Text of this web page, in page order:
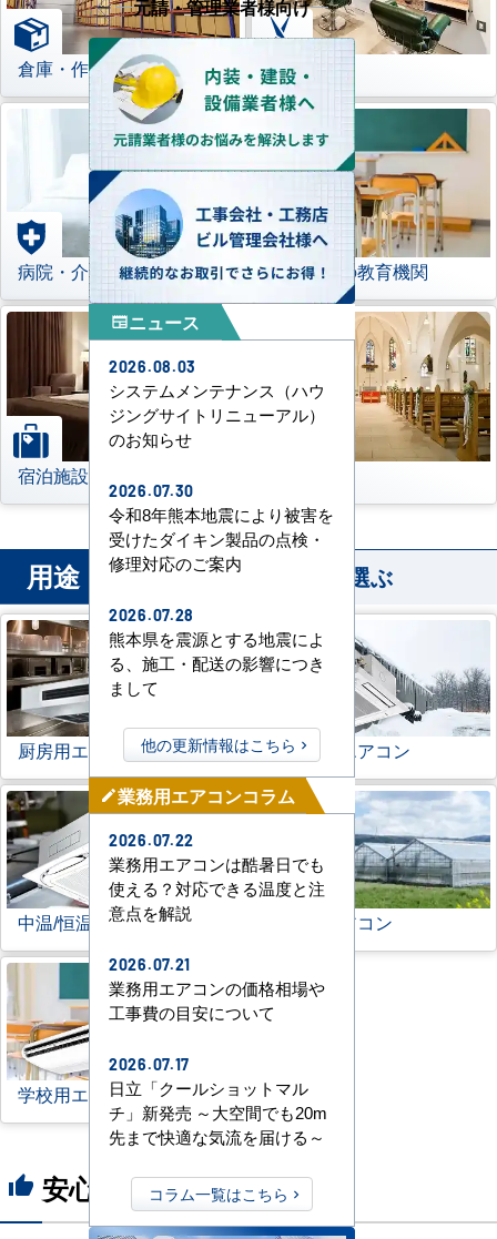
倉庫・作業場 理美容室
病院・介護施設 学校などの教育機関
宿泊施設
用途 から業務用エアコンを選ぶ
厨房用エアコン 寒冷地用エアコン
中温/恒温用エアコン 農業用エアコン
学校用エアコン
thumb_up 安心の8つのポイント
元請・管理業者様向け
newspaperニュース
2026.08.03
システムメンテナンス（ハウ
ジングサイトリニューアル）
のお知らせ
2026.07.30
令和8年熊本地震により被害を
受けたダイキン製品の点検・
修理対応のご案内
2026.07.28
熊本県を震源とする地震によ
る、施工・配送の影響につき
まして
他の更新情報はこちら
mode_edit業務用エアコンコラム
2026.07.22
業務用エアコンは酷暑日でも
使える？対応できる温度と注
意点を解説
2026.07.21
業務用エアコンの価格相場や
工事費の目安について
2026.07.17
日立「クールショットマル
チ」新発売 ～大空間でも20m
先まで快適な気流を届ける～
コラム一覧はこちら